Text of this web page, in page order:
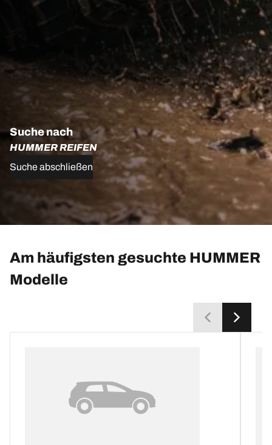
Suche nach
HUMMER REIFEN
Suche abschließen
Am häufigsten gesuchte HUMMER
Modelle